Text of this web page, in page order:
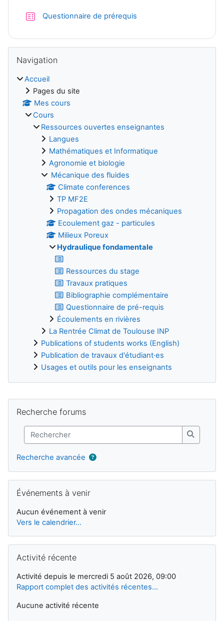
Questionnaire de prérequis
Blocs
Navigation
Accueil
Pages du site
Mes cours
Cours
Ressources ouvertes enseignantes
Langues
Mathématiques et Informatique
Agronomie et biologie
Mécanique des fluides
Climate conferences
TP MF2E
Propagation des ondes mécaniques
Ecoulement gaz - particules
Milieux Poreux
Hydraulique fondamentale
Ressources du stage
Travaux pratiques
Bibliographie complémentaire
Questionnaire de pré-requis
Écoulements en rivières
La Rentrée Climat de Toulouse INP
Publications of students works (English)
Publication de travaux d'étudiant·es
Usages et outils pour les enseignants
Blocs supplémentaires
Recherche forums
Rechercher
Recherche avancée
Événements à venir
Aucun événement à venir
Vers le calendrier…
Activité récente
Activité depuis le mercredi 5 août 2026, 09:00
Rapport complet des activités récentes…
Aucune activité récente